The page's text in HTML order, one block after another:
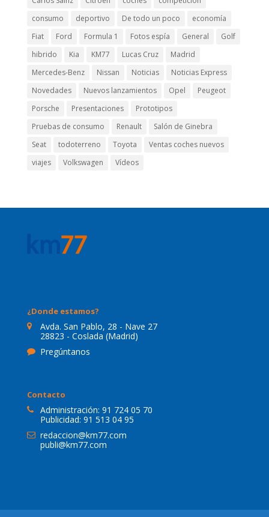
consumo
deportivo De todo un poco
economía
Fiat
Ford Formula 1 Fotos espía General
Golf
hibrido
Kia KM77 Lucas Cruz
Madrid
Mercedes-Benz
Nissan Noticias
Noticias Express
Novedades
Nuevos lanzamientos Opel
Peugeot
Porsche
Presentaciones
Prototipos
Pruebas de consumo
Renault
Salón de Ginebra
Seat
todoterreno Toyota
Ventas coches nuevos
viajes
Volkswagen Vídeos
¿Donde estamos?
Avda. San Pablo, 28 - Nave 27
28823 - Coslada (Madrid)
Pregúntanos
Contacto
Administración: 91 724 05 70
Publicidad: 91 513 04 95
redaccion@km77.com
publi@km77.com